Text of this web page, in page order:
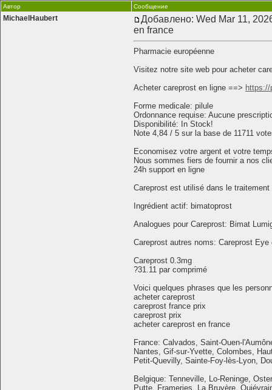
Автор Сообщение
MichaelHaubert
Добавлено: Wed Mar 11,
en france
Pharmacie européenne
Visitez notre site web pour acheter
Acheter careprost en ligne ==>
Forme medicale: pilule
Ordonnance requise: Aucune
Disponibilité: In Stock!
Note 4,84 / 5 sur la base de 11711
Economisez votre argent et votre
Nous sommes fiers de fournir a nos
24h support en ligne
Careprost est utilisé dans le
Ingrédient actif: bimatoprost
Analogues pour Careprost: Bimat
Careprost autres noms: Careprost Eye
Careprost 0.3mg
?31.11 par comprimé
Voici quelques phrases que les
acheter careprost
careprost france prix
careprost prix
acheter careprost en france
France: Calvados, Saint-Ouen-
Nantes, Gif-sur-Yvette, Colombes,
Petit-Quevilly, Sainte-Foy-lès-Lyon,
Belgique: Tenneville, Lo-Reninge,
Putte, Frameries, La Bruyère,